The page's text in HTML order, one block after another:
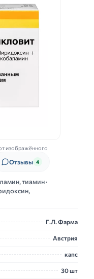
изображённого
Отзывы 4
тиамин ·
Г.Л. Фарма
Австрия
капс
30 шт